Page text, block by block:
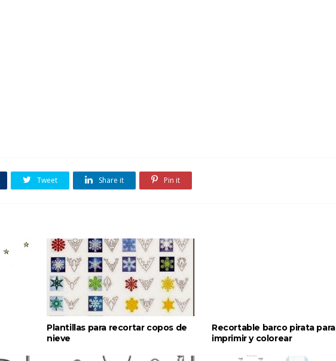
Tweet Share it Pin it
Plantillas para recortar copos de
nieve
Recortable barco pirata para
imprimir y colorear